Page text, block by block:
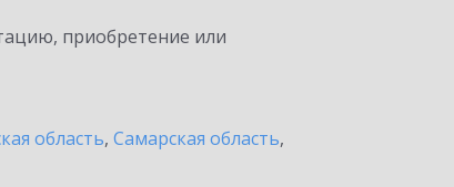
приобретение или
область, Самарская область,